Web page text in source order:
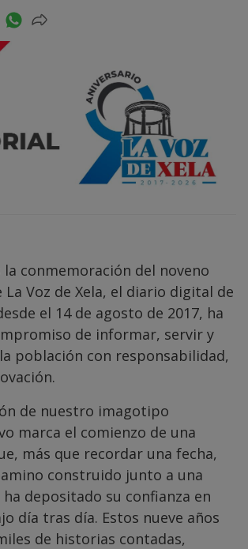
la conmemoración del noveno
La Voz de Xela, el diario digital de
el 14 de agosto de 2017, ha
de informar, servir y
población con responsabilidad,
de nuestro imagotipo
marca el comienzo de una
más que recordar una fecha,
construido junto a una
depositado su confianza en
día tras día. Estos nueve años
de historias contadas,